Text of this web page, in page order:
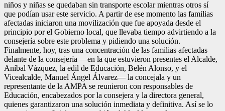
niños y niñas se quedaban sin transporte escolar mientras otros sí
que podían usar este servicio. A partir de ese momento las familias
afectadas iniciaron una movilización que fue apoyada desde el
principio por el Gobierno local, que llevaba tiempo advirtiendo a la
consejería sobre este problema y pidiendo una solución.
Finalmente, hoy, tras una concentración de las familias afectadas
delante de la consejería —en la que estuvieron presentes el Alcalde,
Aníbal Vázquez, la edil de Educación, Belén Alonso, y el
Vicealcalde, Manuel Ángel Álvarez— la concejala y un
representante de la AMPA se reunieron con responsables de
Educación, encabezados por la consejera y la directora general,
quienes garantizaron una solución inmediata y definitiva. Así se lo